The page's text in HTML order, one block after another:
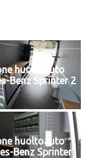
huoltoauto
Benz Sprinter 2
huoltoauto
Benz Sprinter